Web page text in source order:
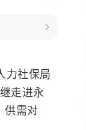
力社保局
走进永
供需对